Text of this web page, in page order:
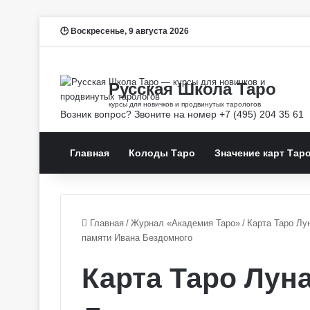
Воскресенье, 9 августа 2026
Главная Колоды Таро Значение карт
Главная / Журнал «Академия Таро» / Карта Таро
памяти Ивана Бездомного
Карта Таро